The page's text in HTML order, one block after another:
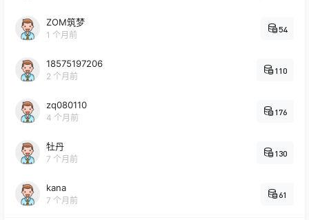
ZOM筑梦
1 个月前
54
18575197206
2 个月前
110
zq080110
4 个月前
176
牡丹
7 个月前
130
kana
7 个月前
61